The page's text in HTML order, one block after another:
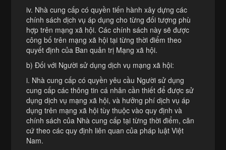
iv. Nhà cung cấp có quyền tiến hành xây dựng các
chính sách dịch vụ áp dụng cho từng đối tượng phù
hợp trên mạng xã hội. Các chính sách này sẽ được
công bố trên mạng xã hội tại từng thời điểm theo
quyết định của Ban quản trị Mạng xã hội.
b) Đối với Người sử dụng dịch vụ mạng xã hội:
i. Nhà cung cấp có quyền yêu cầu Người sử dụng
cung cấp các thông tin cá nhân cần thiết để được sử
dụng dịch vụ mạng xã hội, và hưởng phí dịch vụ áp
dụng trên mạng xã hội tùy thuộc vào quy định và
chính sách của Nhà cung cấp tại từng thời điểm, căn
cứ theo các quy định liên quan của pháp luật Việt
Nam.